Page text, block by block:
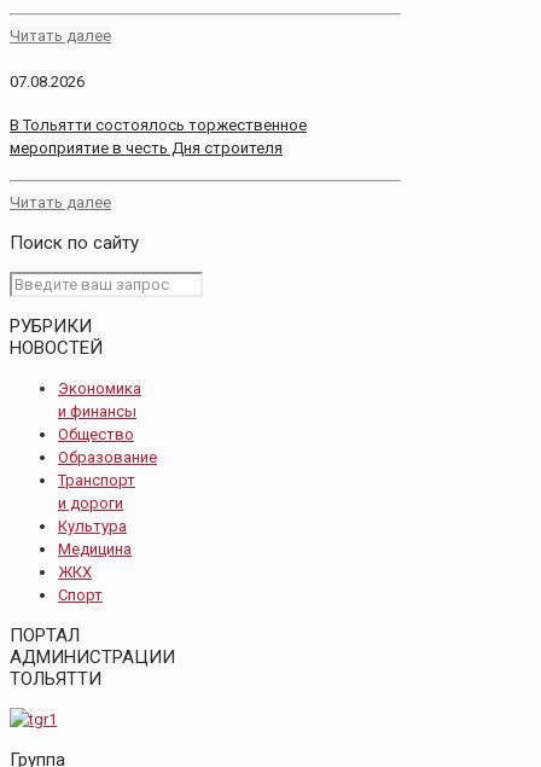
Читать далее
07.08.2026
В Тольятти состоялось торжественное
мероприятие в честь Дня строителя
Читать далее
Поиск по сайту
РУБРИКИ
НОВОСТЕЙ
Экономика
и финансы
Общество
Образование
Транспорт
и дороги
Культура
Медицина
ЖКХ
Спорт
ПОРТАЛ
АДМИНИСТРАЦИИ
ТОЛЬЯТТИ
Группа